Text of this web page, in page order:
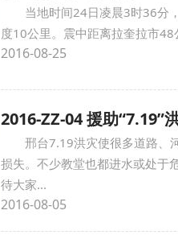
当地时间24日凌晨3时36分
度10公里。震中距离拉奎拉市
2016-08-25
2016-ZZ-04 援助“7.19”
邢台7.19洪灾使很多道路、
损失。不少教堂也都进水或处于
待大家...
2016-08-05